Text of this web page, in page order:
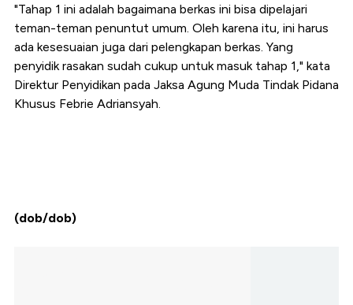
"Tahap 1 ini adalah bagaimana berkas ini bisa dipelajari
teman-teman penuntut umum. Oleh karena itu, ini harus
ada kesesuaian juga dari pelengkapan berkas. Yang
penyidik rasakan sudah cukup untuk masuk tahap 1," kata
Direktur Penyidikan pada Jaksa Agung Muda Tindak Pidana
Khusus Febrie Adriansyah.
(dob/dob)